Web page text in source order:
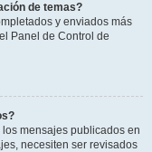
de temas?
y enviados más
Panel de Control de
mensajes publicados en
necesiten ser revisados